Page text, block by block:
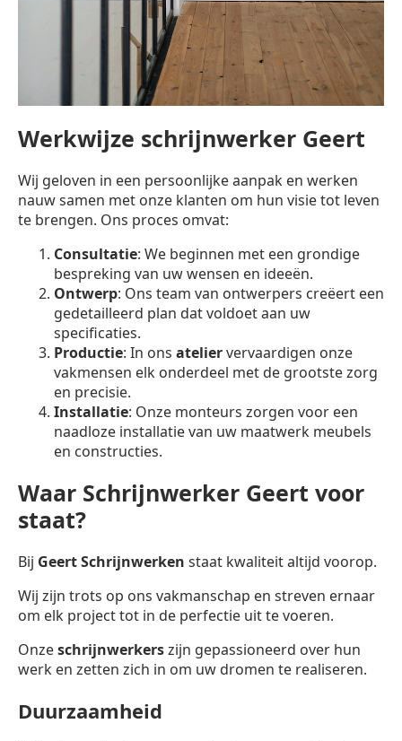
Werkwijze schrijnwerker Geert
Wij geloven in een persoonlijke aanpak en werken
nauw samen met onze klanten om hun visie tot leven
te brengen. Ons proces omvat:
Consultatie: We beginnen met een grondige
bespreking van uw wensen en ideeën.
Ontwerp: Ons team van ontwerpers creëert een
gedetailleerd plan dat voldoet aan uw
specificaties.
Productie: In ons ateliervervaardigen onze
vakmensen elk onderdeel met de grootste zorg
en precisie.
Installatie: Onze monteurs zorgen voor een
naadloze installatie van uw maatwerk meubels
en constructies.
Waar Schrijnwerker Geert voor
staat?
Bij Geert Schrijnwerken staat kwaliteit altijd voorop.
Wij zijn trots op ons vakmanschap en streven ernaar
om elk project tot in de perfectie uit te voeren.
Onzeschrijnwerkerszijn gepassioneerd over hun
werk en zetten zich in om uw dromen te realiseren.
Duurzaamheid